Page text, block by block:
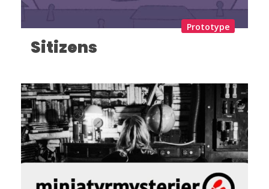
Prototype
Sitizens